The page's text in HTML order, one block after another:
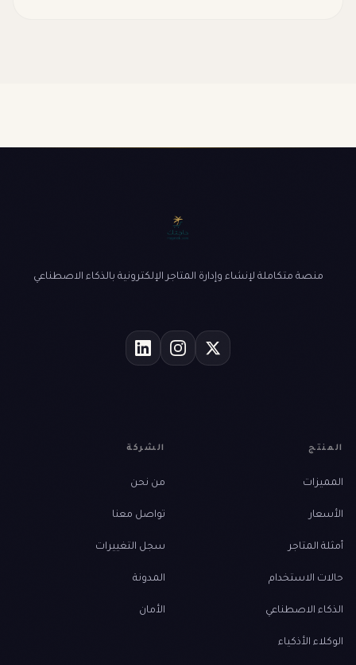
منصة متكاملة لإنشاء وإدارة المتاجر الإلكترونية بالذكاء الاصطناعي
المنتج
المميزات
الأسعار
أمثلة المتاجر
حالات الاستخدام
الذكاء الاصطناعي
الوكلاء الأذكياء
الشركة
من نحن
تواصل معنا
سجل التغييرات
المدونة
الأمان